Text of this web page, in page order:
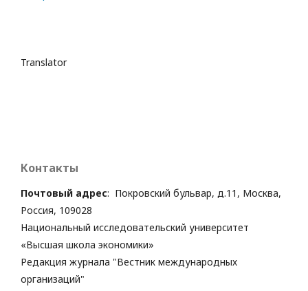
Translator
Контакты
Почтовый адрес: Покровский бульвар, д.11, Москва,
Россия, 109028
Национальный исследовательский университет
«Высшая школа экономики»
Редакция журнала "Вестник международных
организаций"